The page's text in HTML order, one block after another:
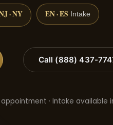
· NY EN · ES Intake
Call (888) 437-
· Intake available